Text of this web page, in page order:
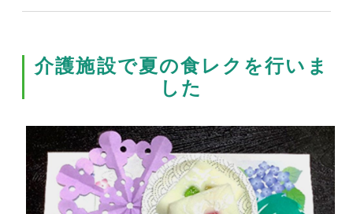
介護施設で夏の食レクを行いま
した